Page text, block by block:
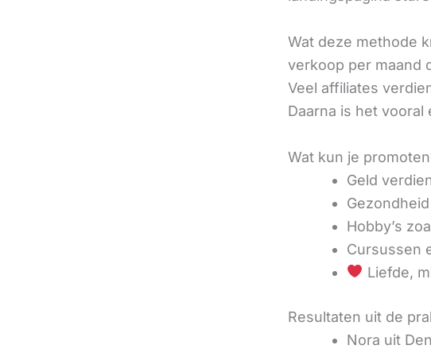
Wat deze methode
verkoop per maand
Veel affiliates
Daarna is het
Wat kun je
Geld
Hobby’s
Cursussen
Liefde,
Resultaten uit de
Nora uit